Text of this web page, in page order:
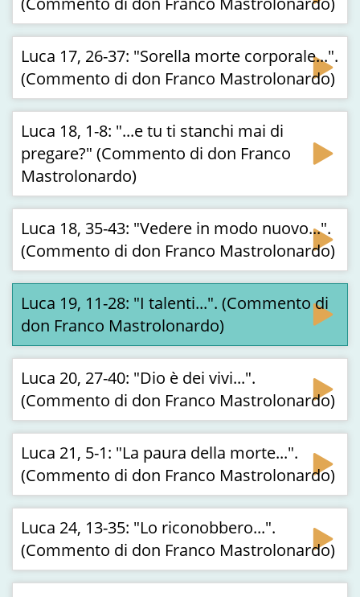
Luca 17, 26-37: "Sorella morte corporale...".
(Commento di don Franco Mastrolonardo)
Luca 18, 1-8: "...e tu ti stanchi mai di
pregare?" (Commento di don Franco
Mastrolonardo)
Luca 18, 35-43: "Vedere in modo nuovo...".
(Commento di don Franco Mastrolonardo)
Luca 19, 11-28: "I talenti...". (Commento di
don Franco Mastrolonardo)
Luca 20, 27-40: "Dio è dei vivi...".
(Commento di don Franco Mastrolonardo)
Luca 21, 5-1: "La paura della morte...".
(Commento di don Franco Mastrolonardo)
Luca 24, 13-35: "Lo riconobbero...".
(Commento di don Franco Mastrolonardo)